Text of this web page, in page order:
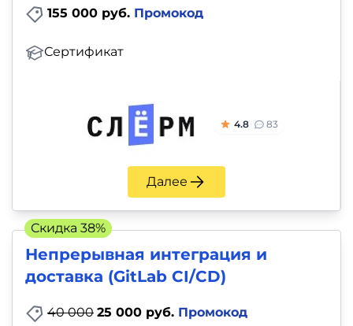
155 000 руб. Промокод
Сертификат
4.8 83
Далее
Непрерывная интеграция и
доставка (GitLab CI/CD)
40 000 25 000 руб. Промокод
Скидка 38%